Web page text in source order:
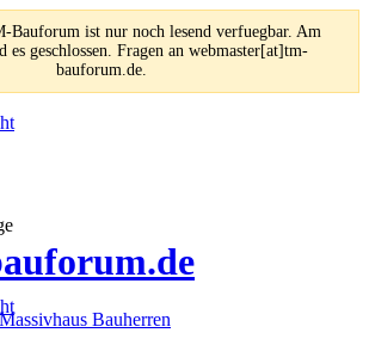
Bauforum ist nur noch lesend verfuegbar. Am
es geschlossen. Fragen an webmaster[at]tm-
bauforum.de.
Bauherren